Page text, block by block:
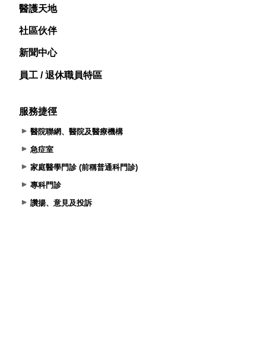
醫護天地
社區伙伴
新聞中心
員工 / 退休職員特區
服務捷徑
醫院聯網、醫院及醫療機構
急症室
家庭醫學門診 (前稱普通科門診)
專科門診
讚揚、意見及投訴